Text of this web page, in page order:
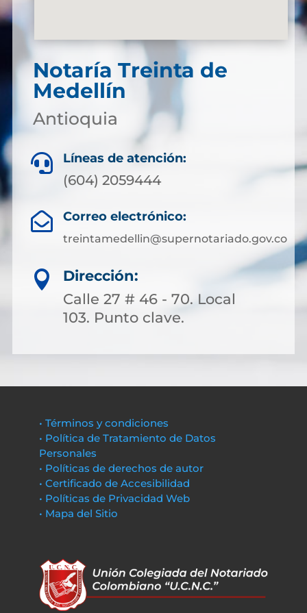
Notaría Treinta de
Medellín
Antioquia
 Líneas de atención:
(604) 2059444
 Correo electrónico:
treintamedellin@supernotariado.gov.co

Dirección:
Calle 27 # 46 - 70. Local
103. Punto clave.
• Términos y condiciones
• Política de Tratamiento de Datos
Personales
• Políticas de derechos de autor
• Certificado de Accesibilidad
• Políticas de Privacidad Web
• Mapa del Sitio